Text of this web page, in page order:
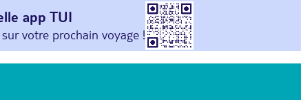
app TUI
votreprochain